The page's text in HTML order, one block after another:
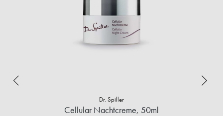
Dr. Spiller
Cellular Nachtcreme, 50ml